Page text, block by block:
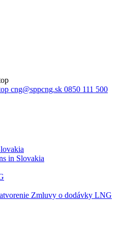
cng@sppcng.sk 0850 111 500
in Slovakia
Zmluvy o dodávky LNG